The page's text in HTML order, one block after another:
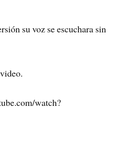
su voz se escuchara sin
watch?